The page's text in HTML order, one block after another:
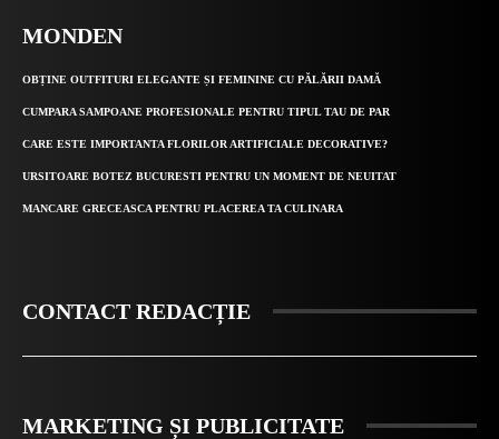
MONDEN
OBȚINE OUTFITURI ELEGANTE ȘI FEMININE CU PĂLĂRII DAMĂ
CUMPARA SAMPOANE PROFESIONALE PENTRU TIPUL TAU DE PAR
CARE ESTE IMPORTANTA FLORILOR ARTIFICIALE DECORATIVE?
URSITOARE BOTEZ BUCURESTI PENTRU UN MOMENT DE NEUITAT
MANCARE GRECEASCA PENTRU PLACEREA TA CULINARA
CONTACT REDACȚIE
MARKETING ȘI PUBLICITATE